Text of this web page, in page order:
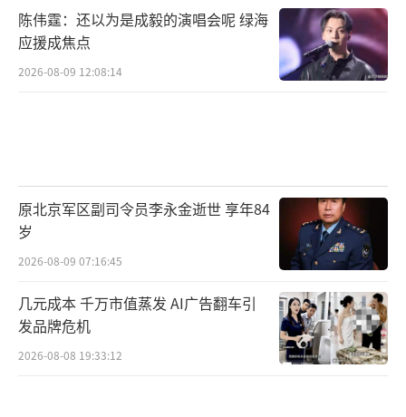
陈伟霆：还以为是成毅的演唱会呢 绿海
应援成焦点
2026-08-09 12:08:14
原北京军区副司令员李永金逝世 享年84
岁
2026-08-09 07:16:45
几元成本 千万市值蒸发 AI广告翻车引
发品牌危机
2026-08-08 19:33:12